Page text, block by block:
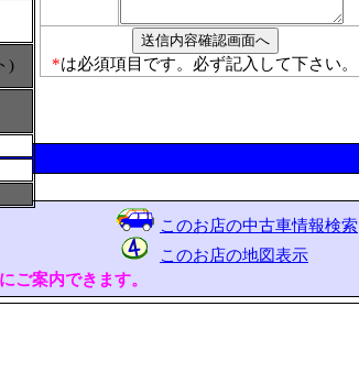
)
*は必須項目です。必ず記入して下さい。
このお店の中古車情報検索
このお店の地図表示
ご案内できます。